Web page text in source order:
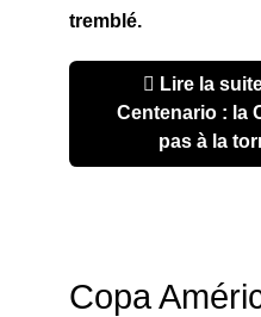
tremblé.
Lire la
Centenario : la
pas à la
Copa